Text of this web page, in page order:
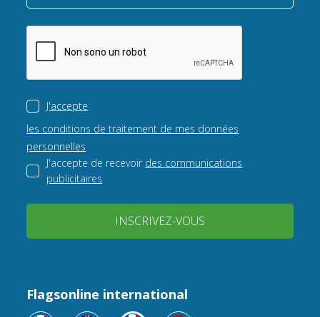
J'accepte
les conditions de traitement de mes données
personnelles
J'accepte de recevoir des communications
publicitaires
INSCRIVEZ-VOUS
Flagsonline international